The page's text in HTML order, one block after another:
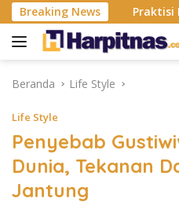
Langsung
ke
konten
Breaking News
ISP Praktisi Medis
Beranda Life Style
Life Style
Penyebab
Dunia, Tekanan
Jantung